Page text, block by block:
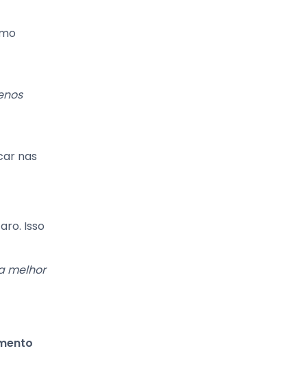
nas
Isso
melhor